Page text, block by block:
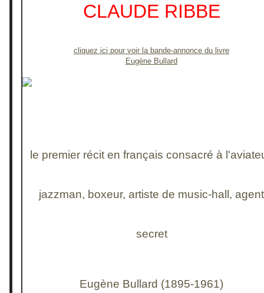
CLAUDE RIBBE
cliquez ici pour voir la bande-annonce du livre
Eugène Bullard
le premier récit en français consacré à
jazzman, boxeur, artiste de music-hall, agent
secret
Eugène Bullard (1895-1961)